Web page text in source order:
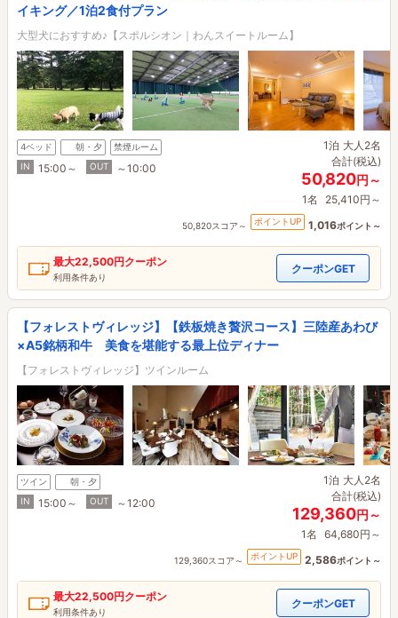
イキング／1泊2食付プラン
大型犬におすすめ♪【スポルシオン｜わんスイートルーム】
4ベッド 朝・夕
禁煙ルーム
IN
15:00～ OUT ～10:00
1泊 大人2名
合計(税込)
50,820円～
1名 25,410円～
50,820スコア～ ポイントUP 1,016ポイント～
最大22,500円クーポン
利用条件あり
クーポンGET
【フォレストヴィレッジ】【鉄板焼き贅沢コース】三陸産あわび
×A5銘柄和牛 美食を堪能する最上位ディナー
【フォレストヴィレッジ】ツインルーム
ツイン
朝・夕
IN
15:00～ OUT ～12:00
1泊 大人2名
合計(税込)
129,360円～
1名 64,680円～
129,360スコア～ ポイントUP 2,586ポイント～
最大22,500円クーポン
利用条件あり
クーポンGET